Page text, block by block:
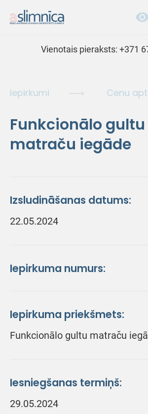
Vienotais pieraksts: +371
Iepirkumi Cenu
Funkcionālo gultu
matraču iegāde
Izsludināšanas datums:
22.05.2024
Iepirkuma numurs:
Iepirkuma priekšmets:
Funkcionālo gultu matraču
Iesniegšanas termiņš:
29.05.2024